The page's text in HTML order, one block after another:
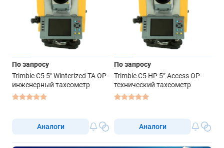
По запросу
Trimble C5 5" Winterized TA OP -
инженерный тахеометр
Аналоги
По запросу
Trimble C5 HP 5” Access OP -
технический тахеометр
Аналоги